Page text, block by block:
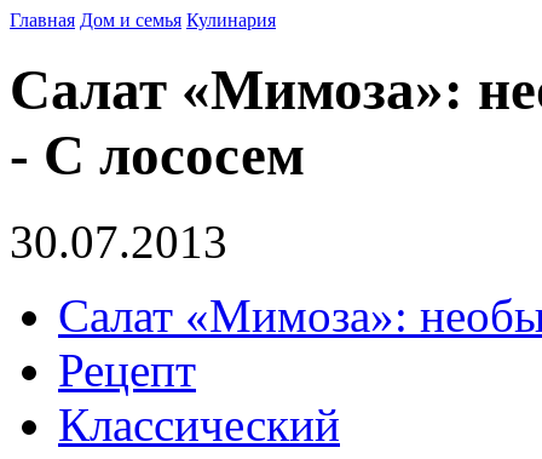
Главная Дом и семья Кулинария
Салат «Мимоза»:
- С лососем
30.07.2013
Салат «Мимоза»:
Рецепт
Классический